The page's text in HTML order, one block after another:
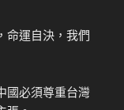
命運自決，我們
國必須尊重台灣